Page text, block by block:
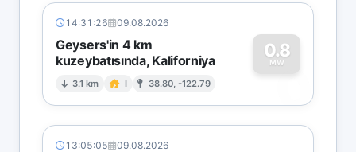
14:31:26 09.08.2026
Geysers'in 4 km
kuzeybatısında, Kaliforniya
3.1 km I 38.80, -122.79
0.8
MW
0
13:05:05 09.08.2026